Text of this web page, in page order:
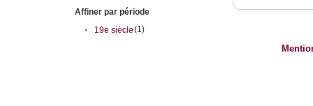
Affiner par période
•
19e siècle(1)